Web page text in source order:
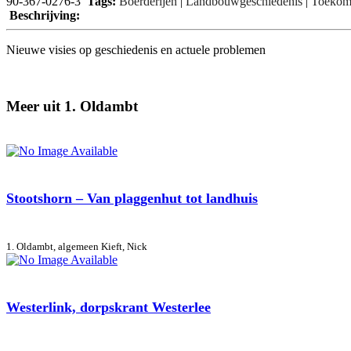
Beschrijving:
Nieuwe visies op geschiedenis en actuele problemen
Meer uit 1. Oldambt
Stootshorn – Van plaggenhut tot landhuis
1. Oldambt, algemeen Kieft, Nick
Westerlink, dorpskrant Westerlee